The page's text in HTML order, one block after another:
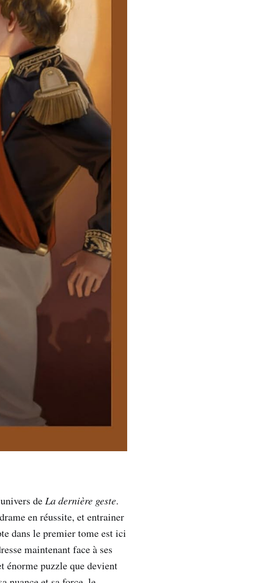
de La dernière geste.
en réussite, et entrainer
dans le premier tome est ici
maintenant face à ses
énorme puzzle que devient